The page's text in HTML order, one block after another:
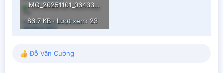
IMG_20251101_064334.webp
86.7 KB · Lượt xem: 23
R
Đỗ Văn Cường